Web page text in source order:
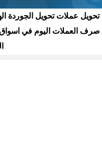
تحويل عملات تحويل الجوردة
صرف العملات اليوم في